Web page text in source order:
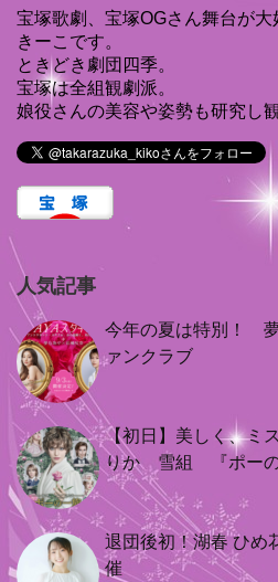
宝塚歌劇、宝塚OGさん舞台が大
きーこです。
ときどき劇団四季。
宝塚は全組観劇派。
娘役さんの美容や姿勢も研究し
人気記事
今年の夏は特別！
ァンクラブ
【初日】美しく、ミ
りか 雪組 『ポーの
退団後初！湖春 ひめ
催